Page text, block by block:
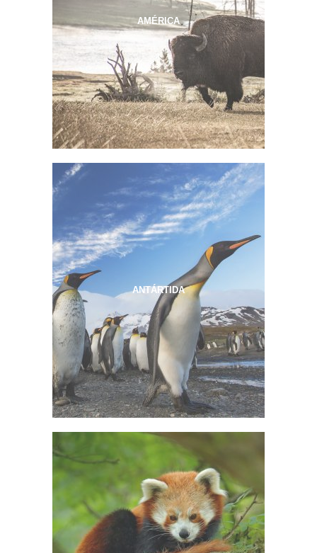
AMÉRICA
ANTÁRTIDA